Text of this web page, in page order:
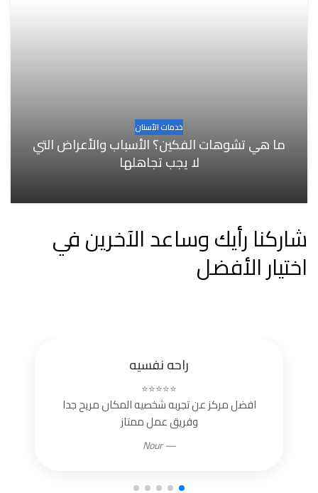
خدمات الأسنان
ما هي تشوهات الفكين؟ الأسباب والأعراض التي
لا يجب تجاهلها
شاركنا رأيك وساعد الآخرين في
اختيار الأفضل
راحه نفسيه
⭐⭐⭐⭐⭐
افضل مركز عن تجربه شخصيه المكان مريح جدا
وفريق عمل ممتاز
— Nour